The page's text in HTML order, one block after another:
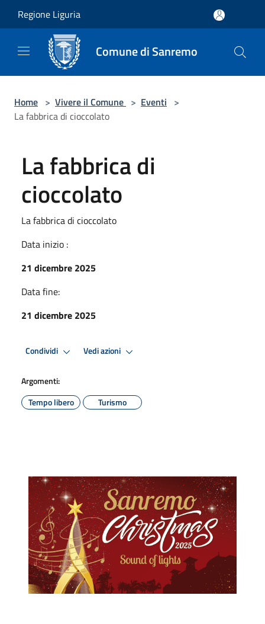
Regione Liguria
Comune di Sanremo
Home > Vivere il Comune > Eventi >
La fabbrica di cioccolato
La fabbrica di
cioccolato
La fabbrica di cioccolato
Data inizio :
21 dicembre 2025
Data fine:
21 dicembre 2025
Condividi Vedi azioni
Argomenti:
Tempo libero
Turismo